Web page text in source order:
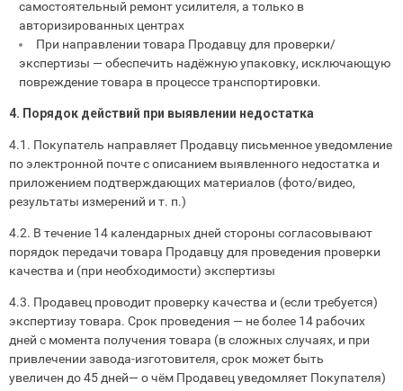
самостоятельный ремонт усилителя, а только в
авторизированных центрах
При направлении товара Продавцу для проверки/
экспертизы — обеспечить надёжную упаковку, исключающую
повреждение товара в процессе транспортировки.
4. Порядок действий при выявлении недостатка
4.1. Покупатель направляет Продавцу письменное уведомление
по электронной почте с описанием выявленного недостатка и
приложением подтверждающих материалов (фото/видео,
результаты измерений и т. п.)
4.2. В течение 14 календарных дней стороны согласовывают
порядок передачи товара Продавцу для проведения проверки
качества и (при необходимости) экспертизы
4.3. Продавец проводит проверку качества и (если требуется)
экспертизу товара. Срок проведения — не более 14 рабочих
дней с момента получения товара (в сложных случаях, и при
привлечении завода‑изготовителя, срок может быть
увеличен до 45 дней— о чём Продавец уведомляет Покупателя)